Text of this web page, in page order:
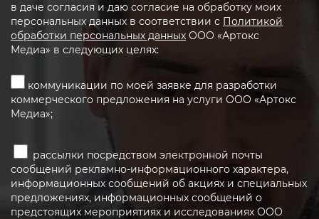
в даче согласия и даю согласие на обработку моих
персональных данных в соответствии с Политикой
обработки персональных данных ООО «Артокс
Медиа» в следующих целях:
коммуникации по моей заявке для разработки
коммерческого предложения на услуги ООО «Артокс
Медиа»;
рассылки посредством электронной почты
сообщений рекламно-информационного характера,
информационных сообщений об акциях и специальных
предложениях, информационных сообщений о
предстоящих мероприятиях и исследованиях ООО